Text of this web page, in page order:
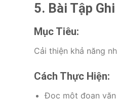
5. Bài Tập
Mục Tiêu:
Cải thiện khả năng
Cách Thực Hiện:
Đọc một đoạn